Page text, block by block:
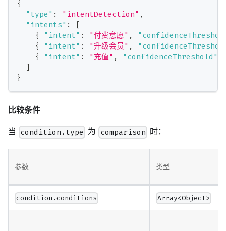
{
"type" : "intentDetection" ,
"intents" :
[
{
"intent" : "付费意愿" ,
{
"intent" : "升级会员" ,
{
"intent" : "充值" , "confidenceThreshold"
]
}
比较条件
当 condition.type 为 comparison 时：
参数 类型
condition.conditions Array<Object>